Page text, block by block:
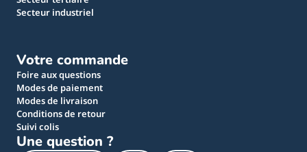
Secteur industriel
Votre commande
Foire aux questions
Modes de paiement
Modes de livraison
Conditions de retour
Suivi colis
Une question ?